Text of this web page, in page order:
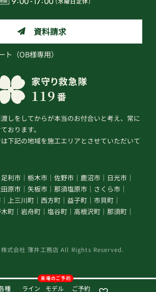
種 ライン モデル ご予約
資料請求
ト（OB様専用）
しをしてからが本当のお付合いと考え、常に
おります。
下記の地域を施工エリアとさせていただいて
足利市 栃木市 佐野市 鹿沼市
日光市
原市 矢板市 那須塩原市
さくら市
上三川町 西方町 益子町
市貝町
町 岩舟町 塩谷町 高根沢町
那須町
式会社 薄井工務店 All Rights Reserved.